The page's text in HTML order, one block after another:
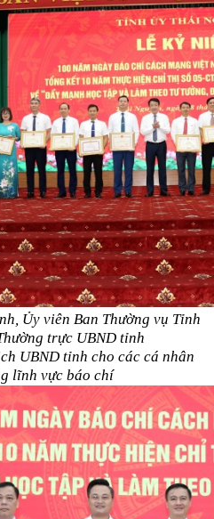
Ủy viên Ban Thường vụ Tỉnh
trực UBND tỉnh
UBND tỉnh cho các cá nhân
lĩnh vực báo chí